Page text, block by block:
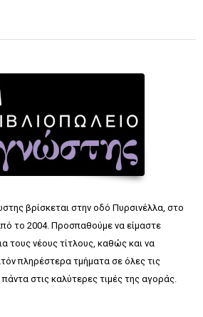
βρίσκεται στην οδό Πυρσινέλλα, στο
το 2004. Προσπαθούμε να είμαστε
τους νέους τίτλους, καθώς και να
πληρέστερα τμήματα σε όλες τις
στις καλύτερες τιμές της αγοράς.